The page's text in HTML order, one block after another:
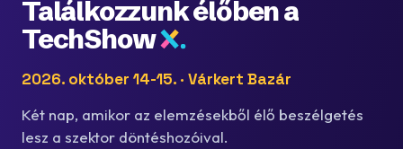
Találkozzunk élőben a
TechShow
2026. október 14-15. · Várkert Bazár
Két nap, amikor az elemzésekből élő beszélgetés
lesz a szektor döntéshozóival.